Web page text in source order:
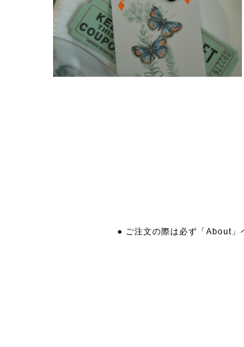
● ご注文の際は必ず「About」